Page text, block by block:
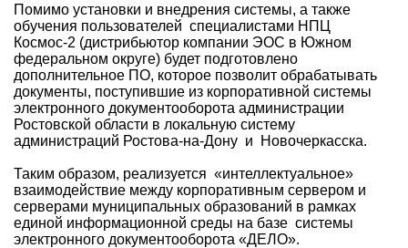
Помимо установки и внедрения системы, а также
обучения пользователей специалистами НПЦ
Космос-2 (дистрибьютор компании ЭОС в Южном
федеральном округе) будет подготовлено
дополнительное ПО, которое позволит обрабатывать
документы, поступившие из корпоративной системы
электронного документооборота администрации
Ростовской области в локальную систему
администраций Ростова-на-Дону и Новочеркасска.
Таким образом, реализуется «интеллектуальное»
взаимодействие между корпоративным сервером и
серверами муниципальных образований в рамках
единой информационной среды на базе системы
электронного документооборота «ДЕЛО».